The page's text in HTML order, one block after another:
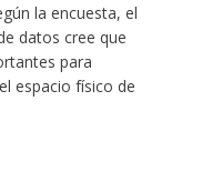
la encuesta, el
datos cree que
para
espacio físico de